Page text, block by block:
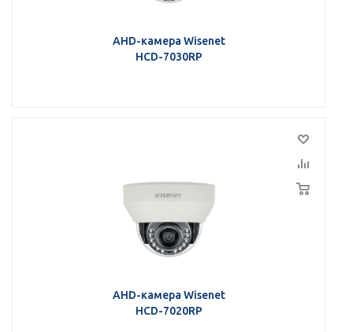
AHD-камера Wisenet
HCD-7030RP
AHD-камера Wisenet
HCD-7020RP